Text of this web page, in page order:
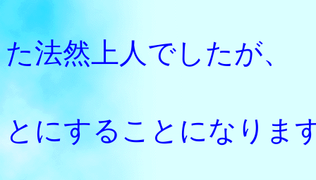
た法然上人でしたが、
結局、
とにすることになりま